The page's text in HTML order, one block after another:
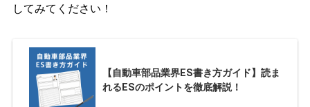
してみてください！
【自動車部品業界ES書き方ガイド】読ま
れるESのポイントを徹底解説！